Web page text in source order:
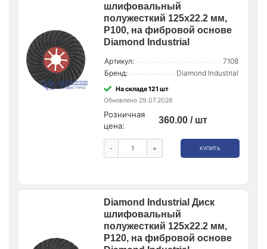
шлифовальный
полужесткий 125x22.2 мм,
P100, на фибровой основе
Diamond Industrial
Артикул:
7108
Бренд:
Diamond Industrial
На складе 121 шт
Обновлено 29.07.2026
Розничная
цена:
360.00 / шт
- + КУПИТЬ
Diamond Industrial Диск
шлифовальный
полужесткий 125x22.2 мм,
P120, на фибровой основе